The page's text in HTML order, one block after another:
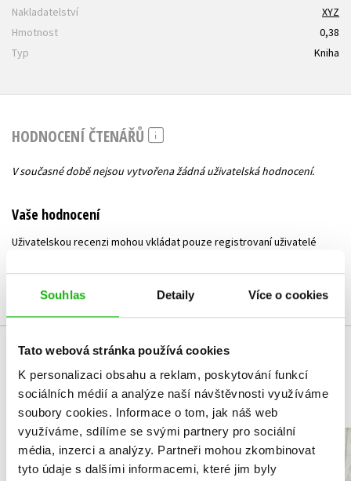
Souhlas Detaily Více o cookies
Tato webová stránka používá cookies
K personalizaci obsahu a reklam, poskytování funkcí
sociálních médií a analýze naší návštěvnosti využíváme
soubory cookies. Informace o tom, jak náš web
využíváme, sdílíme se svými partnery pro sociální
média, inzerci a analýzy. Partneři mohou zkombinovat
tyto údaje s dalšími informacemi, které jim byly
Nakladatelství
XYZ
Hmotnost
0,38
Typ
Kniha
HODNOCENÍ ČTENÁŘŮ
V současné době nejsou vytvořena žádná uživatelská hodnocení.
Vaše hodnocení
Uživatelskou recenzi mohou vkládat pouze registrovaní uživatelé
Přihlásit
MOHLO BY VÁS TAKÉ ZAJÍMAT
NARNIE – komplet
1.-7.díl – box